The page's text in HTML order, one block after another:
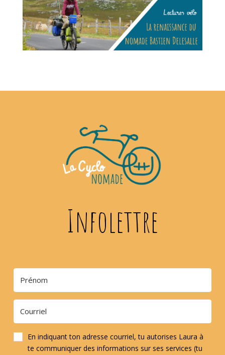
Infolettre
En indiquant ton adresse courriel, tu autorises Laura à
te communiquer des informations sur ses services (tu